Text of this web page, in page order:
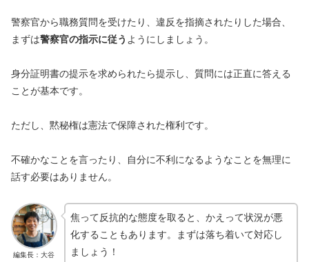
警察官から職務質問を受けたり、違反を指摘されたりした場合、
まずは警察官の指示に従う ようにしましょう。
身分証明書の提示を求められたら提示し、質問には正直に答える
ことが基本です。
ただし、黙秘権は憲法で保障された権利です。
不確かなことを言ったり、自分に不利になるようなことを無理に
話す必要はありません。
編集長：大谷
焦って反抗的な態度を取ると、かえって状況が悪
化することもあります。まずは落ち着いて対応し
ましょう！